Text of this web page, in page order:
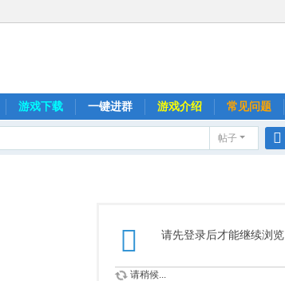
游戏下载 一键进群 游戏介绍 常见问题
帖子
请先登录后才能继续浏览
请稍候...